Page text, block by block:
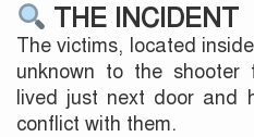
THE INCIDENT
The victims, located
unknown to the shooter
lived just next door and
conflict with them.